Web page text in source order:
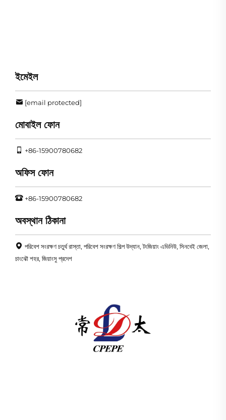
ইমেইল
[email protected]
মোবাইল ফোন
+86-15900780682
অফিস ফোন
+86-15900780682
অবস্থান ঠিকানা
পরিবেশ সংরক্ষণ চতুর্থ রাস্তা, পরিবেশ সংরক্ষণ শিল্প উদ্যান, টংজিয়াং এভিনিউ, সিনবেই জেলা,
চাংঝৌ শহর, জিয়াংসু প্রদেশ